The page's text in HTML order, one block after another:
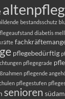
bestandsschutz
diabetis
pflegebedürftig
pflegegrade
pflegende
pflegestufen
senioren